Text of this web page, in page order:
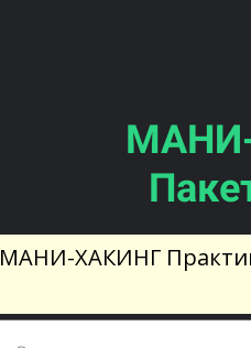
МАНИ-ХАКИНГ